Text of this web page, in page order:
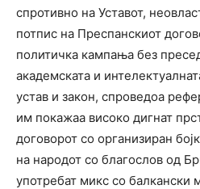
спротивно на Уставот,
потпис на Преспанскиот
политичка кампања без
академската и
устав и закон, спроведоа
им покажаа високо дигнат
договорот со организиран
на народот со благослов од
употребат микс со балкански